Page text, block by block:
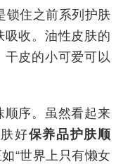
锁住之前系列护肤
吸收。油性皮肤的
皮的小可爱可以
顺序。虽然看起来
好保养品护肤顺
“世界上只有懒女